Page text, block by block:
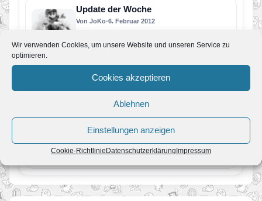
Wir verwenden Cookies, um unsere Website und unseren Service zu
optimieren.
Cookies akzeptieren
Ablehnen
Einstellungen anzeigen
Cookie-RichtlinieDatenschutzerklärungImpressum
Update der Woche
Von JoKo•6. Februar 2012
Update der Woche zurück. Und weil es das erste
Update der Woche + Review
Von JoKo•11. Dezember 2011
Wir haben Super Mario 3D Land durchgespielt
und präsentieren heute unseren Testbericht zum
Von JoKo•26. November 2011
Letzte Woche ist Super Mario 3D Land in
genommen und das…